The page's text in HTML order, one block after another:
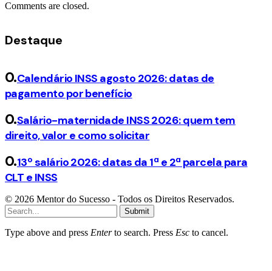
Comments are closed.
Destaque
Calendário INSS agosto 2026: datas de
pagamento por benefício
Salário-maternidade INSS 2026: quem tem
direito, valor e como solicitar
13º salário 2026: datas da 1ª e 2ª parcela para
CLT e INSS
© 2026 Mentor do Sucesso - Todos os Direitos Reservados.
Submit
Type above and press Enterto search. Press Esc to cancel.